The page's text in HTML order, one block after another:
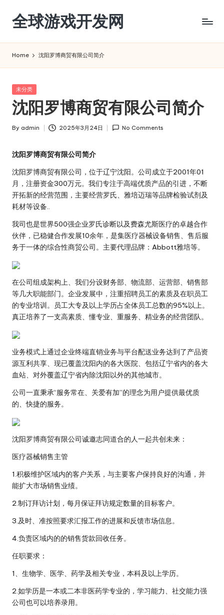
Skip
content
全球游戏开发网
Home 沈阳罗博商贸有限公司简介
Posted
未分类
沈阳罗博商贸有限公司简介
Posted
By admin 2025年3月24日 No Comments
沈阳罗博商贸有限公司简介
沈阳罗博商贸有限公司，位于辽宁沈阳。公司成立于2001年01
月，注册资金300万元。我们专注于高端优质产品的引进，不断
开拓新的经营范围，主要经营罗氏、雅培迈瑞等品牌检验试剂及
耗材等设备..
我司也是世界500强企业罗氏诊断以及费森尤斯医疗的卓越合作
伙伴，已稳健合作发展10余年，是集医疗器械设备销售、售后服
务于一体的综合性商贸公司。主要代理品牌：Abbott雅培等。
在公司组成架构上、我们分设财务部、物流部、运营部、销售部
等几大职能部门。企业发展中，注重招聘员工的素质及在职员工
的专业培训。员工大专及以上学历占全体员工总数的95%以上。
真正培养了一支高素质、懂专业、重服务、精业务的经营团队。
业务模式上通过企业终端直销业务与平台配送业务达到了产品资
源互利共享、现已覆盖沈阳内的各大医院、包括辽宁省内的各大
血站、对外覆盖辽宁省内除沈阳以外的其他城市。
公司一直秉承“服务常在、关爱有加”的理念为用户提供最优质
的、快捷的服务。
沈阳罗博商贸有限公司诚邀志同道合的人一起共创未来：
医疗器械销售主管
1.积极维护区域内的客户关系，与主要客户保持良好的沟通，并
能扩大市场销售业绩。
2.制订拜访计划，每月保证拜访规定数量的目标客户。
3.及时、准按照要求汇报工作的进展和反馈市场信息。
4.负责区域内的的销售货款回收任务。
任职要求：
1、生物学、医学、药学及相关专业，本科及以上学历。
2.如学历是一本或二本非医药学专业的，学习能力、社交能力强
公司也可以培养录用。